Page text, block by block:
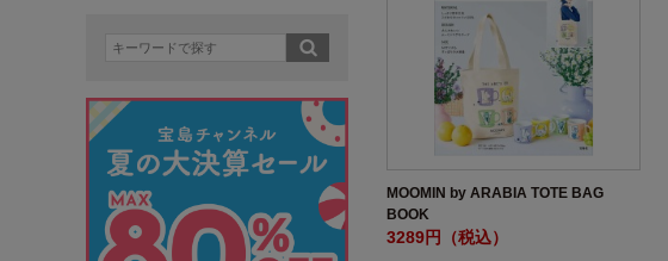
MOOMIN by ARABIA TOTE BAG
BOOK
3289円（税込）